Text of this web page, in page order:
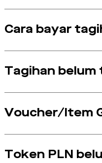
Cara bayar
Tagihan
Voucher/Item
Token PLN